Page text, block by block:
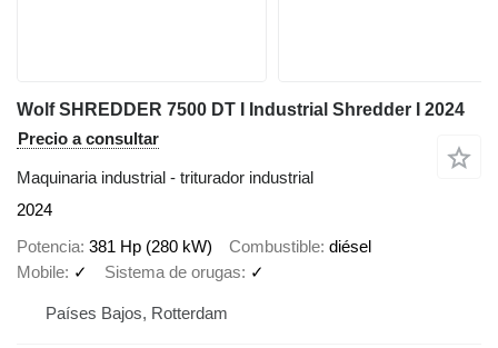
Wolf SHREDDER 7500 DT I Industrial Shredder I 2024
Precio a consultar
Maquinaria industrial - triturador industrial
2024
Potencia 381 Hp (280 kW) Combustible diésel
Mobile ✓ Sistema de orugas ✓
Países Bajos, Rotterdam